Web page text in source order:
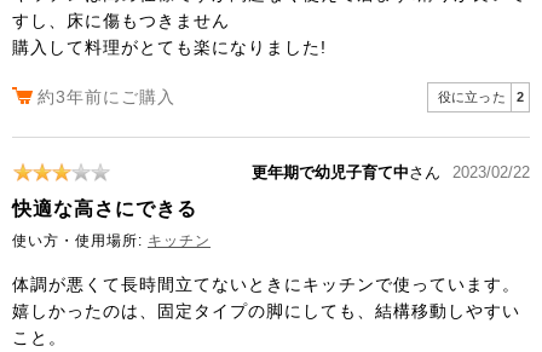
すし、床に傷もつきません
購入して料理がとても楽になりました!
約3年前にご購入 役に立った 2
更年期で幼児子育て中さん 2023/02/22
快適な高さにできる
使い方・使用場所: キッチン
体調が悪くて長時間立てないときにキッチンで使っています。
嬉しかったのは、固定タイプの脚にしても、結構移動しやすい
こと。